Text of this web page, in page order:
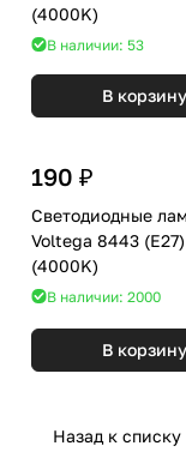
(4000K)
В наличии: 53
В корзину
190 ₽
Светодиодные
Voltega 8443 (E27) (9Вт)
(4000K)
В наличии: 2000
В корзину
Назад к списку